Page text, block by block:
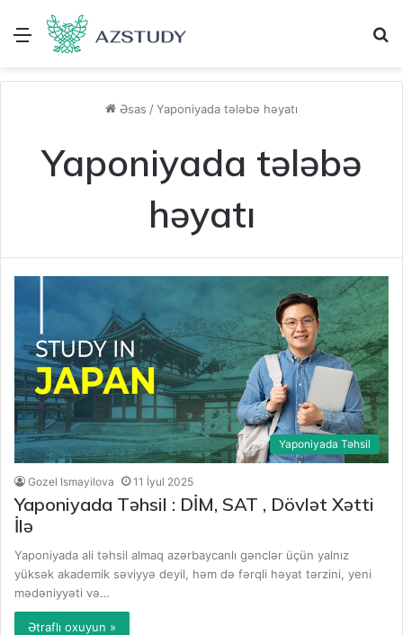
Menu
Əsas /Yaponiyada tələbə həyatı
Yaponiyada tələbə
həyatı
Yaponiyada Təhsil
Gozel Ismayilova 11 İyul 2025
Yaponiyada Təhsil : DİM, SAT , Dövlət Xətti
İlə
Yaponiyada ali təhsil almaq azərbaycanlı gənclər üçün yalnız
yüksək akademik səviyyə deyil, həm də fərqli həyat tərzini, yeni
mədəniyyəti və…
Ətraflı oxuyun »